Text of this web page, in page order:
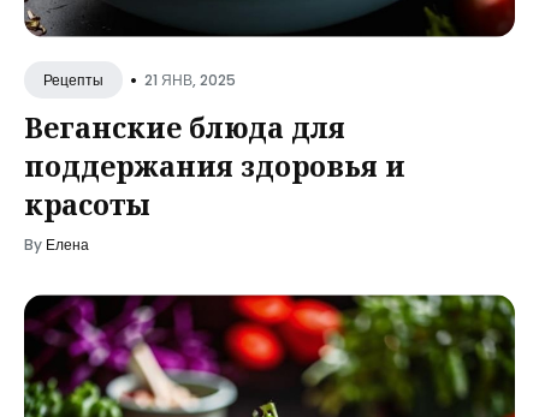
Рецепты • 21 ЯНВ, 2025
Веганские блюда для
поддержания здоровья и
красоты
By Елена